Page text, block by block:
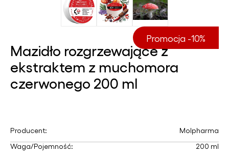
Promocja -10%
Mazidło rozgrzewające z
ekstraktem z muchomora
czerwonego 200 ml
Producent:
Molpharma
Waga/Pojemność:
200 ml